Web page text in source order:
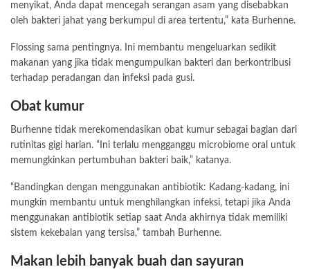
menyikat, Anda dapat mencegah serangan asam yang disebabkan
oleh bakteri jahat yang berkumpul di area tertentu,” kata Burhenne.
Flossing sama pentingnya. Ini membantu mengeluarkan sedikit
makanan yang jika tidak mengumpulkan bakteri dan berkontribusi
terhadap peradangan dan infeksi pada gusi.
Obat kumur
Burhenne tidak merekomendasikan obat kumur sebagai bagian dari
rutinitas gigi harian. “Ini terlalu mengganggu microbiome oral untuk
memungkinkan pertumbuhan bakteri baik,” katanya.
“Bandingkan dengan menggunakan antibiotik: Kadang-kadang, ini
mungkin membantu untuk menghilangkan infeksi, tetapi jika Anda
menggunakan antibiotik setiap saat Anda akhirnya tidak memiliki
sistem kekebalan yang tersisa,” tambah Burhenne.
Makan lebih banyak buah dan sayuran